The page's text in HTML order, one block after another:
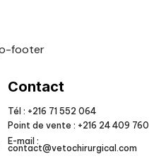
Contact
Tél : +216 71 552 064
Point de vente : +216 24 409 760
E-mail :
contact@vetochirurgical.com